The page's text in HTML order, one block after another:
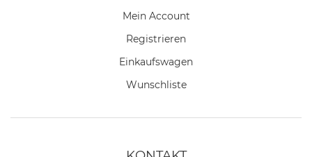
Mein Account
Registrieren
Einkaufswagen
Wunschliste